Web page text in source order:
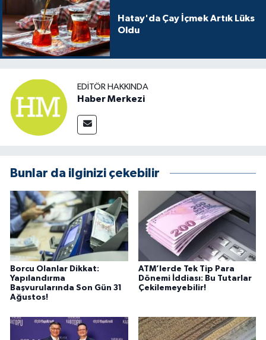
Hatay'da Çay İçmek Artık Lüks
Oldu
EDITÖR HAKKINDA
Haber Merkezi
Bunlar da ilginizi çekebilir
Borcu Olanlar Dikkat:
Yapılandırma
Başvurularında Son Gün 31
Ağustos!
ATM’lerde Tek Tip Para
Dönemi İddiası: Bu Tutarlar
Çekilemeyebilir!